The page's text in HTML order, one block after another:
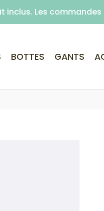
Livraison offerte dès 59€
BOTTES GANTS
inclus. Les